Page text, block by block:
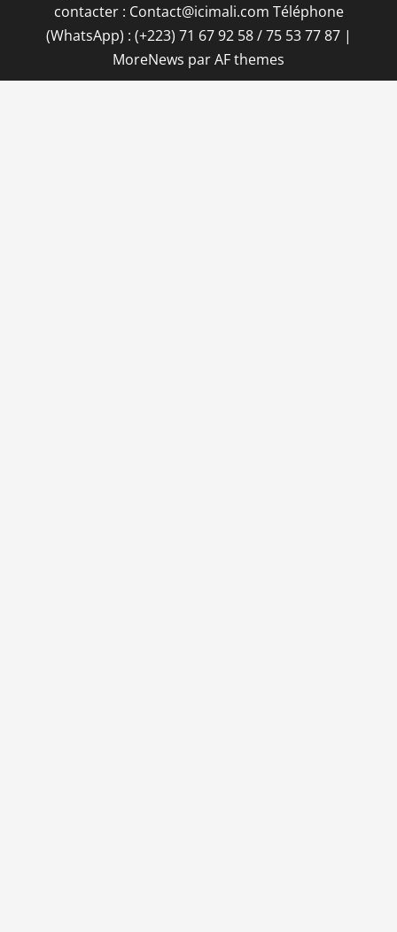
contacter : Contact@icimali.com Téléphone
(WhatsApp) : (+223) 71 67 92 58 / 75 53 77 87 |
MoreNews par AF themes